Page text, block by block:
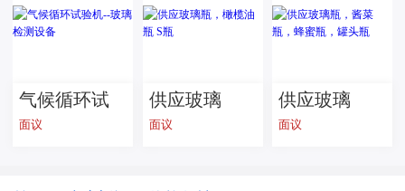
砂防水耐脏
璃面板佛山
气候循环试
验机--玻璃检
面议
供应玻璃
瓶，橄榄油
面议
供应玻璃
瓶，酱菜
面议